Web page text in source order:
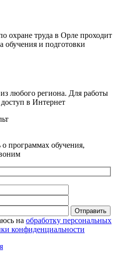
охране труда в Орле проходит
обучения и подготовки
любого региона. Для работы
в Интернет
программах обучения,
Отправить
на обработку персональных
конфиденциальности